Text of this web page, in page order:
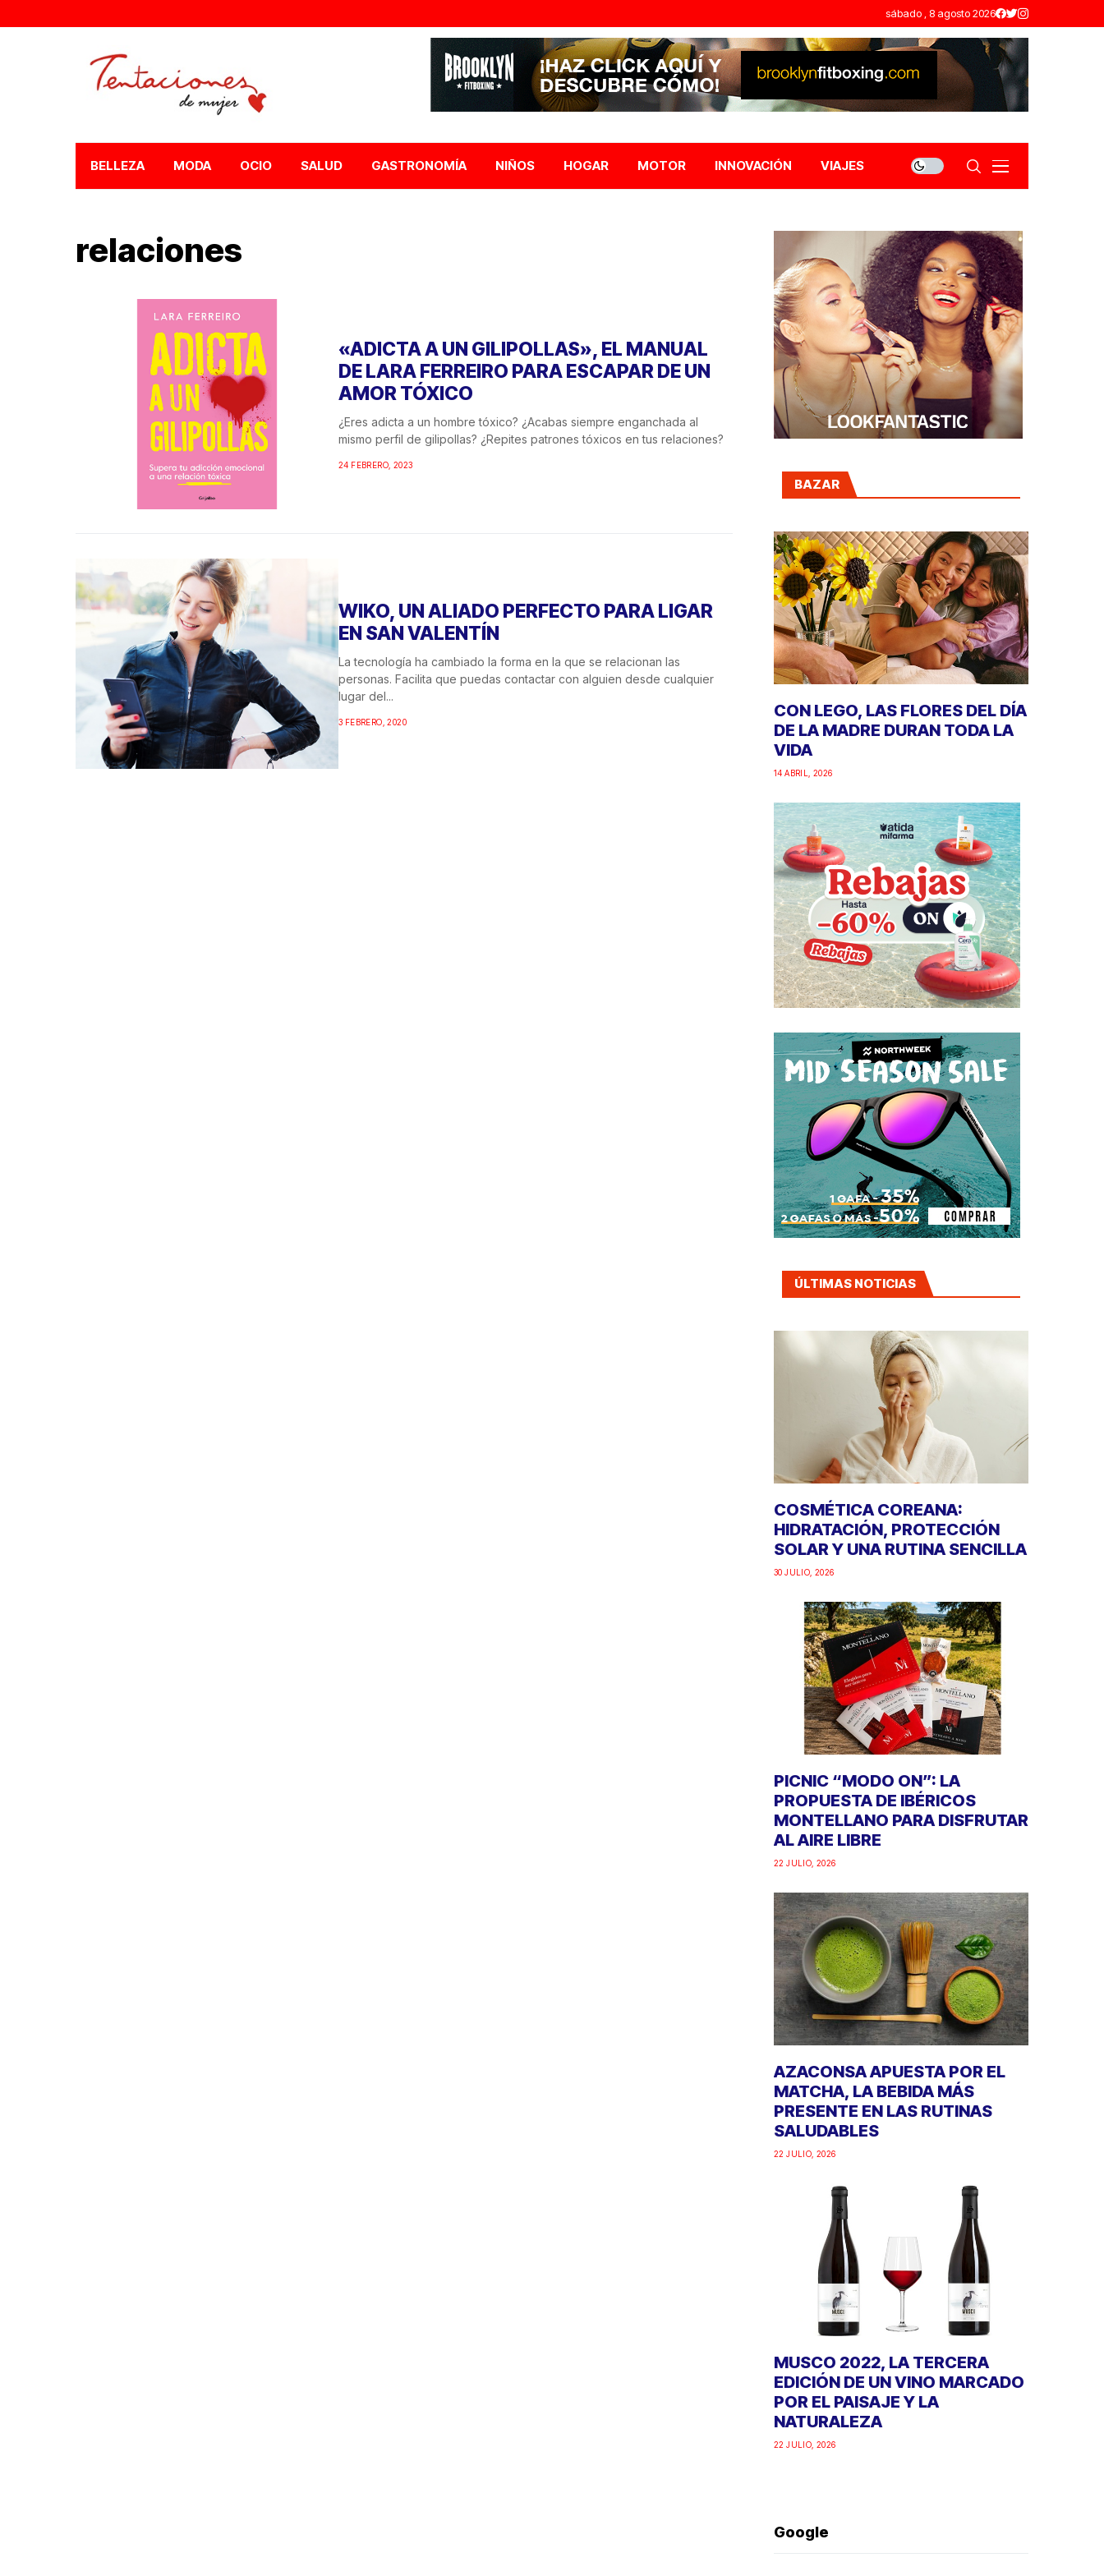
sábado , 8 agosto 2026
BELLEZA MODA OCIO SALUD GASTRONOMÍA NIÑOS HOGAR MOTOR INNOVACIÓN VIAJES
relaciones
«ADICTA A UN GILIPOLLAS», EL MANUAL
DE LARA FERREIRO PARA ESCAPAR DE UN
AMOR TÓXICO
¿Eres adicta a un hombre tóxico? ¿Acabas siempre enganchada al
mismo perfil de gilipollas? ¿Repites patrones tóxicos en tus relaciones?
24 FEBRERO, 2023
WIKO, UN ALIADO PERFECTO PARA LIGAR
EN SAN VALENTÍN
La tecnología ha cambiado la forma en la que se relacionan las
personas. Facilita que puedas contactar con alguien desde cualquier
lugar del...
3 FEBRERO, 2020
BAZAR
CON LEGO, LAS FLORES DEL DÍA
DE LA MADRE DURAN TODA LA
VIDA
14 ABRIL, 2026
ÚLTIMAS NOTICIAS
COSMÉTICA COREANA:
HIDRATACIÓN, PROTECCIÓN
SOLAR Y UNA RUTINA SENCILLA
30 JULIO, 2026
PICNIC “MODO ON”: LA
PROPUESTA DE IBÉRICOS
MONTELLANO PARA DISFRUTAR
AL AIRE LIBRE
22 JULIO, 2026
AZACONSA APUESTA POR EL
MATCHA, LA BEBIDA MÁS
PRESENTE EN LAS RUTINAS
SALUDABLES
22 JULIO, 2026
MUSCO 2022, LA TERCERA
EDICIÓN DE UN VINO MARCADO
POR EL PAISAJE Y LA
NATURALEZA
22 JULIO, 2026
Google